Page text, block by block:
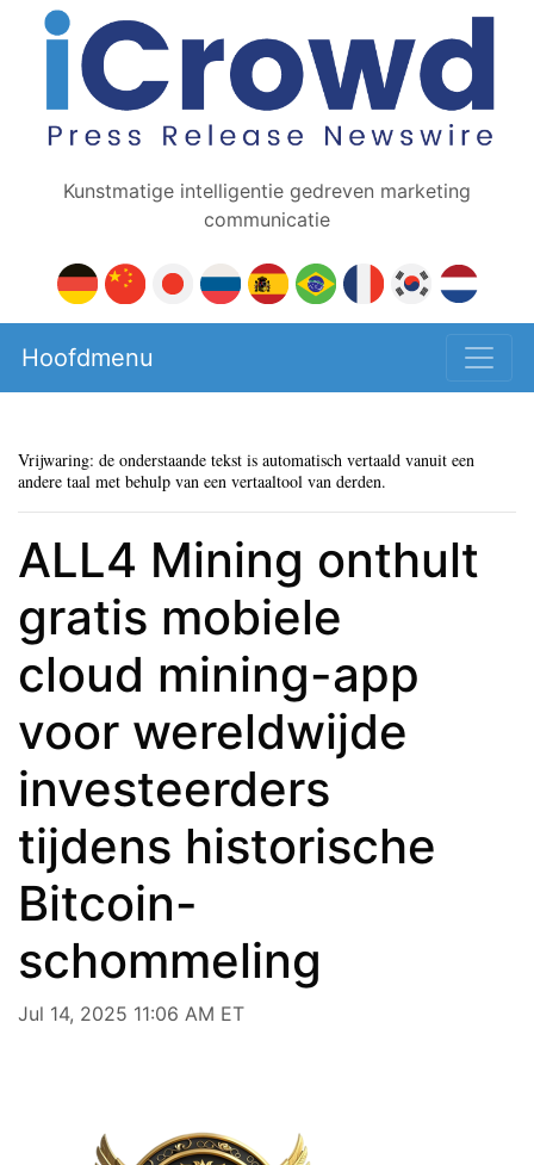
Kunstmatige intelligentie gedreven marketing
communicatie
Hoofdmenu
Vrijwaring: de onderstaande tekst is automatisch vertaald vanuit een
andere taal met behulp van een vertaaltool van derden.
ALL4 Mining onthult
gratis mobiele
cloud mining-app
voor wereldwijde
investeerders
tijdens historische
Bitcoin-
schommeling
Jul 14, 2025 11:06 AM ET